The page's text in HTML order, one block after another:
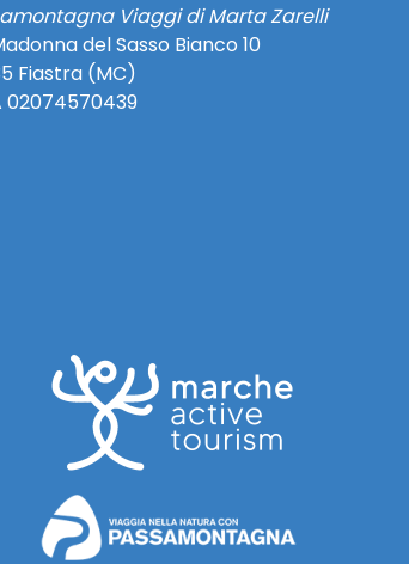
Viaggi di Marta Zarelli
del Sasso Bianco 10
Fiastra (MC)
02074570439